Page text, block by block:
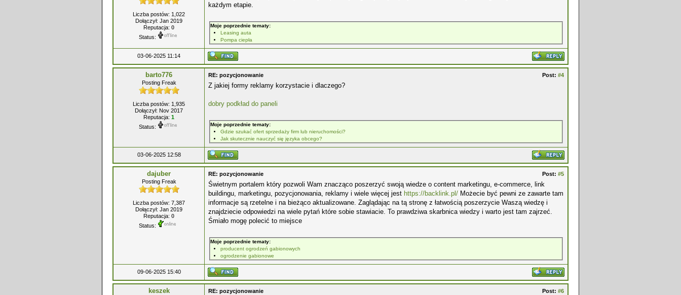
Liczba postów: 1,022
Dołączył: Jan 2019
Reputacja: 0
Status:
każdym etapie.
Moje poprzednie tematy:
Leasing auta
Pompa ciepła
03-06-2025 11:14
barto776
Posting Freak
Liczba postów: 1,935
Dołączył: Nov 2017
Reputacja: 1
Status:
Post: #4
RE: pozycjonowanie
Z jakiej formy reklamy korzystacie i dlaczego?
dobry podkład do paneli
Moje poprzednie tematy:
Gdzie szukać ofert sprzedaży firm lub nieruchomości?
Jak skutecznie nauczyć się języka obcego?
03-06-2025 12:58
dajuber
Posting Freak
Liczba postów: 7,387
Dołączył: Jan 2019
Reputacja: 0
Status:
Post: #5
RE: pozycjonowanie
Świetnym portalem który pozwoli Wam znacząco poszerzyć swoją wiedze o content marketingu, e-commerce, link
buildingu, marketingu, pozycjonowania, reklamy i wiele więcej jest https://backlink.pl/ Możecie być pewni ze zawarte tam
informacje są rzetelne i na bieżąco aktualizowane. Zaglądając na tą stronę z łatwością poszerzycie Waszą wiedzę i
znajdziecie odpowiedzi na wiele pytań które sobie stawiacie. To prawdziwa skarbnica wiedzy i warto jest tam zajrzeć.
Śmiało mogę polecić to miejsce
Moje poprzednie tematy:
producent ogrodzeń gabionowych
ogrodzenie gabionowe
09-06-2025 15:40
keszek Post: #6
RE: pozycjonowanie